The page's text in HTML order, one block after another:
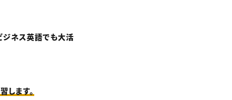
ジネス英語でも大活
ます。